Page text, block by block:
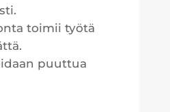
toimii työtä
puuttua